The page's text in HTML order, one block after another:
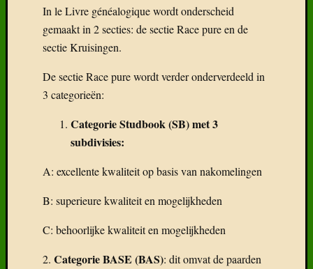
In le Livre généalogique wordt onderscheid
gemaakt in 2 secties: de sectie Race pure en de
sectie Kruisingen.
De sectie Race pure wordt verder onderverdeeld in
3 categorieën:
Categorie Studbook (SB) met 3
subdivisies:
A: excellente kwaliteit op basis van nakomelingen
B: superieure kwaliteit en mogelijkheden
C: behoorlijke kwaliteit en mogelijkheden
2. Categorie BASE (BAS): dit omvat de paarden